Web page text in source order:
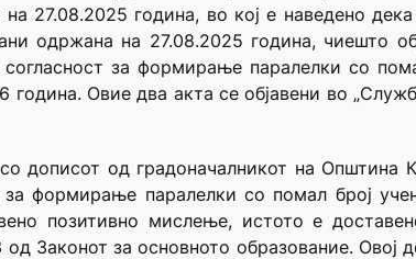
27.08.2025 година, во кој е наведено дека
одржана на 27.08.2025 година, чиешто
за формирање паралелки со
Овие два акта се објавени во
дописот од градоначалникот на Општина
формирање паралелки со помал број
позитивно мислење, истото е
Законот за основното образование.